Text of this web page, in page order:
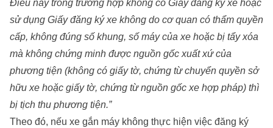
Điều này trong trường hợp không có Giấy đăng ký xe hoặc
sử dụng Giấy đăng ký xe không do cơ quan có thẩm quyền
cấp, không đúng số khung, số máy của xe hoặc bị tẩy xóa
mà không chứng minh được nguồn gốc xuất xứ của
phương tiện (không có giấy tờ, chứng từ chuyển quyền sở
hữu xe hoặc giấy tờ, chứng từ nguồn gốc xe hợp pháp) thì
bị tịch thu phương tiện.”
Theo đó, nếu xe gắn máy không thực hiện việc đăng ký